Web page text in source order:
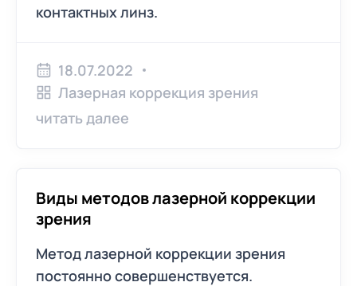
контактных линз.
18.07.2022
Лазерная коррекция зрения
читать далее
Виды методов лазерной коррекции
зрения
Метод лазерной коррекции зрения
постоянно совершенствуется.